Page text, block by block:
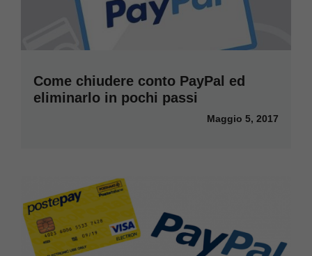
Come chiudere conto PayPal ed
eliminarlo in pochi passi
Maggio 5, 2017